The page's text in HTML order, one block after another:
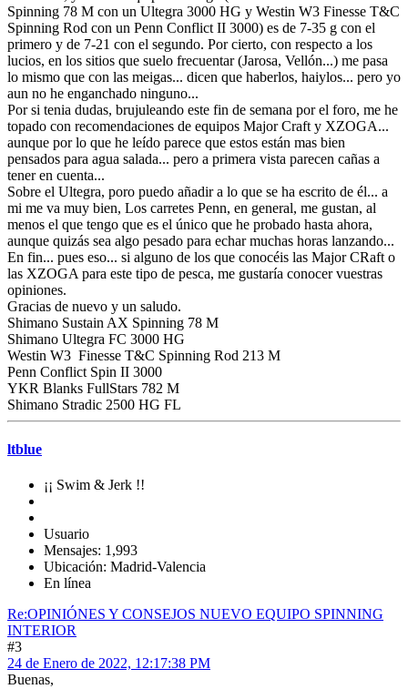
Spinning 78 M con un Ultegra 3000 HG y Westin W3 Finesse T&C
Spinning Rod con un Penn Conflict II 3000) es de 7-35 g con el
primero y de 7-21 con el segundo. Por cierto, con respecto a los
lucios, en los sitios que suelo frecuentar (Jarosa, Vellón...) me pasa
lo mismo que con las meigas... dicen que haberlos, haiylos... pero yo
aun no he enganchado ninguno...
Por si tenia dudas, brujuleando este fin de semana por el foro, me he
topado con recomendaciones de equipos Major Craft y XZOGA...
aunque por lo que he leído parece que estos están mas bien
pensados para agua salada... pero a primera vista parecen cañas a
tener en cuenta...
Sobre el Ultegra, poro puedo añadir a lo que se ha escrito de él... a
mi me va muy bien, Los carretes Penn, en general, me gustan, al
menos el que tengo que es el único que he probado hasta ahora,
aunque quizás sea algo pesado para echar muchas horas lanzando...
En fin... pues eso... si alguno de los que conocéis las Major CRaft o
las XZOGA para este tipo de pesca, me gustaría conocer vuestras
opiniones.
Gracias de nuevo y un saludo.
Shimano Sustain AX Spinning 78 M
Shimano Ultegra FC 3000 HG
Westin W3 Finesse T&C Spinning Rod 213 M
Penn Conflict Spin II 3000
YKR Blanks FullStars 782 M
Shimano Stradic 2500 HG FL
ltblue
¡¡ Swim & Jerk !!
Usuario
Mensajes: 1,993
Ubicación: Madrid-Valencia
En línea
Re:OPINIÓNES Y CONSEJOS NUEVO EQUIPO SPINNING
INTERIOR
#3
24 de Enero de 2022, 12:17:38 PM
Buenas,